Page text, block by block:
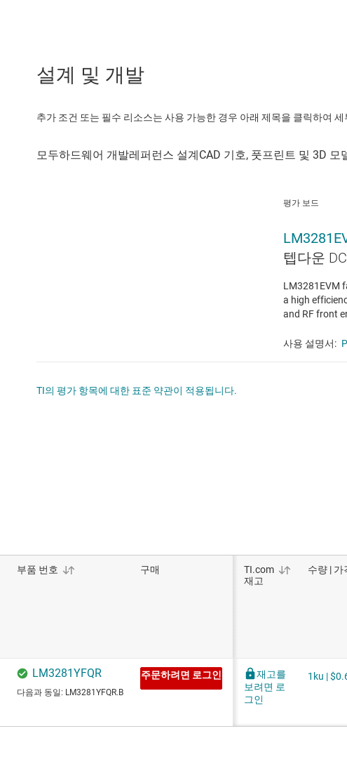
설계 및 개발
추가 조건 또는 필수 리소스는 사용 가능한 경우 아래 제목을 클릭하여
평가 보드
텝다운
LM3281EVM
a high
and RF front
사용 설명서:
TI의 평가 항목에 대한 표준 약관이 적용됩니다.